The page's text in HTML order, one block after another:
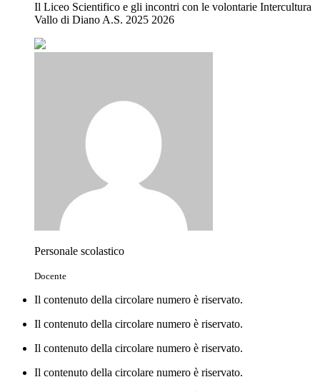
Il Liceo Scientifico e gli incontri con le volontarie Intercultura
Vallo di Diano A.S. 2025 2026
Personale scolastico
Docente
Il contenuto della circolare numero è riservato.
Il contenuto della circolare numero è riservato.
Il contenuto della circolare numero è riservato.
Il contenuto della circolare numero è riservato.